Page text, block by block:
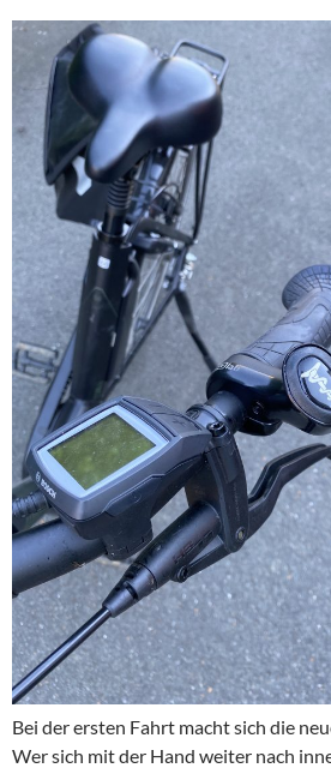
Bei der ersten Fahrt macht sich die
Wer sich mit der Hand weiter nach